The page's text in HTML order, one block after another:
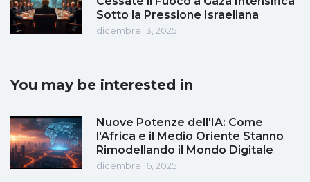
Sotto la Pressione Israeliana
dicembre 13, 2025
You may be interested in
Nuove Potenze dell'IA: Come
l'Africa e il Medio Oriente Stanno
Rimodellando il Mondo Digitale
dicembre 16, 2025